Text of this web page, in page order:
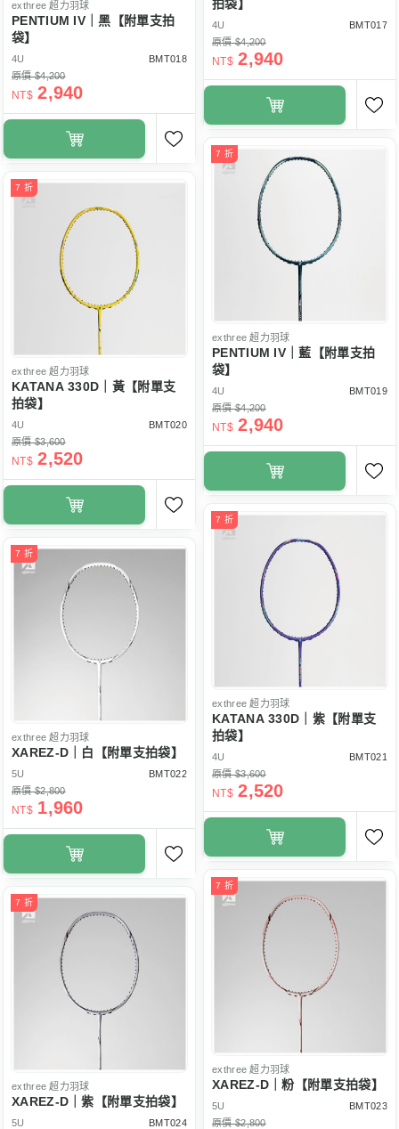
拍袋】
4U
BMT017
原價 $4,200
NT$ 2,940
exthree 超力羽球
PENTIUM IV｜黑【附單支拍
袋】
4U
BMT018
原價 $4,200
NT$ 2,940
7 折
exthree 超力羽球
PENTIUM IV｜藍【附單支拍
袋】
4U
BMT019
原價 $4,200
NT$ 2,940
7 折
exthree 超力羽球
KATANA 330D｜黃【附單支
拍袋】
4U
BMT020
原價 $3,600
NT$ 2,520
7 折
exthree 超力羽球
KATANA 330D｜紫【附單支
拍袋】
4U
BMT021
原價 $3,600
NT$ 2,520
7 折
exthree 超力羽球
XAREZ-D｜白【附單支拍袋】
5U
BMT022
原價 $2,800
NT$ 1,960
7 折
exthree 超力羽球
XAREZ-D｜粉【附單支拍袋】
5U
BMT023
原價 $2,800
7 折
exthree 超力羽球
XAREZ-D｜紫【附單支拍袋】
5U
BMT024